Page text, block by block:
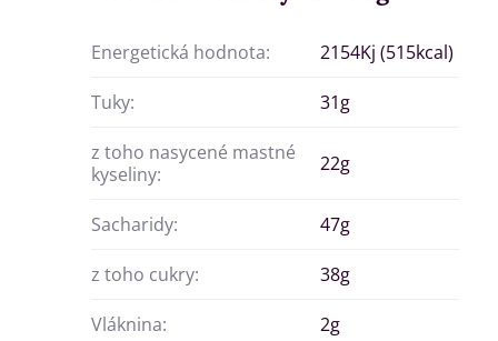
Energetická hodnota: 2154Kj (515kcal)
Tuky: 31g
z toho nasycené mastné
kyseliny:
22g
Sacharidy: 47g
z toho cukry: 38g
Vláknina: 2g